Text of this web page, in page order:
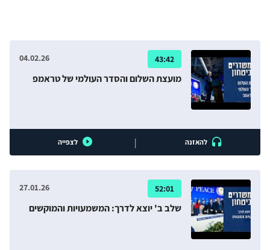
האזור; ולהיות מוכנה להסלמה ביטחונית בצפון ומול עזה,
שיכולה להתרחש למרות שכל הגורמים המעורבים מעדיפים
להימנע ממנה.
43:42
04.02.26
מועצת השלום והסדר העולמי של טראמפ
להאזנה | לצפייה
52:01
27.01.26
שלב ב' יוצא לדרך: המשמעויות והמוקשים